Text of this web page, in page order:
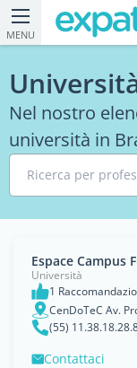
MENU
Nel nostro
università in
Ricerca per
Espace Campus
Università
1
(55)
Contattaci